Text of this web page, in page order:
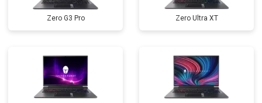
Zero G3 Pro Zero Ultra XT